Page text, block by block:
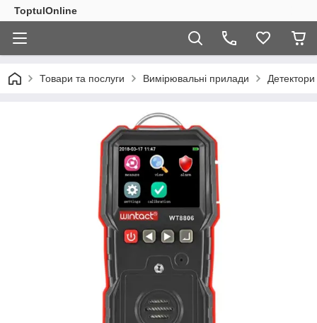
ToptulOnline
Товари та послуги Вимірювальні прилади Детектори